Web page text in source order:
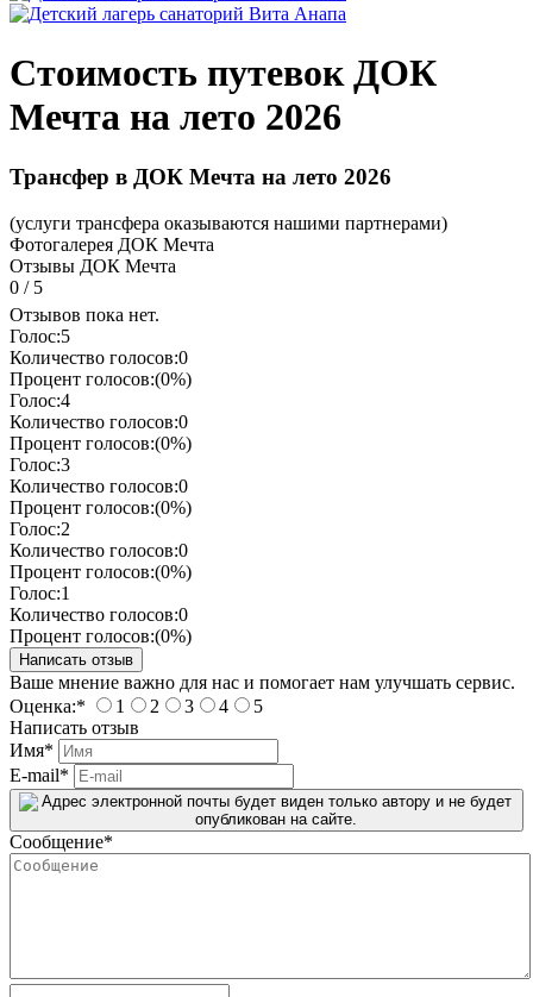
Стоимость путевок ДОК
Мечта на лето 2026
Трансфер в ДОК Мечта на лето 2026
(услуги трансфера оказываются нашими партнерами)
Фотогалерея ДОК Мечта
Отзывы ДОК Мечта
0 / 5
Отзывов пока нет.
Голос:5
Количество голосов:0
Процент голосов:(0%)
Голос:4
Количество голосов:0
Процент голосов:(0%)
Голос:3
Количество голосов:0
Процент голосов:(0%)
Голос:2
Количество голосов:0
Процент голосов:(0%)
Голос:1
Количество голосов:0
Процент голосов:(0%)
Ваше мнение важно для нас и помогает нам улучшать сервис.
Оценка:* 1 2 3 4
5
Написать отзыв
Имя*
E-mail*
Сообщение*